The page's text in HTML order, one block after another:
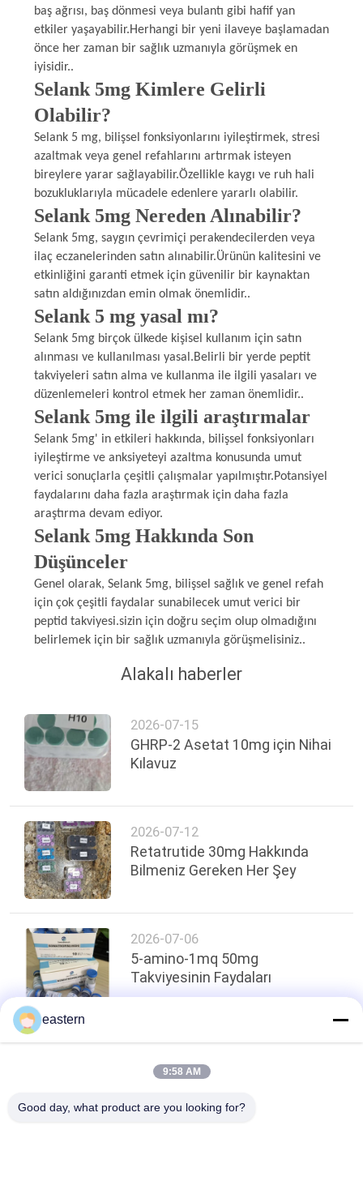
baş ağrısı, baş dönmesi veya bulantı gibi hafif yan
etkiler yaşayabilir.Herhangi bir yeni ilaveye başlamadan
önce her zaman bir sağlık uzmanıyla görüşmek en
iyisidir..
Selank 5mg Kimlere Gelirli
Olabilir?
Selank 5 mg, bilişsel fonksiyonlarını iyileştirmek, stresi
azaltmak veya genel refahlarını artırmak isteyen
bireylere yarar sağlayabilir.Özellikle kaygı ve ruh hali
bozukluklarıyla mücadele edenlere yararlı olabilir.
Selank 5mg Nereden Alınabilir?
Selank 5mg, saygın çevrimiçi perakendecilerden veya
ilaç eczanelerinden satın alınabilir.Ürünün kalitesini ve
etkinliğini garanti etmek için güvenilir bir kaynaktan
satın aldığınızdan emin olmak önemlidir..
Selank 5 mg yasal mı?
Selank 5mg birçok ülkede kişisel kullanım için satın
alınması ve kullanılması yasal.Belirli bir yerde peptit
takviyeleri satın alma ve kullanma ile ilgili yasaları ve
düzenlemeleri kontrol etmek her zaman önemlidir..
Selank 5mg ile ilgili araştırmalar
Selank 5mg' in etkileri hakkında, bilişsel fonksiyonları
iyileştirme ve anksiyeteyi azaltma konusunda umut
verici sonuçlarla çeşitli çalışmalar yapılmıştır.Potansiyel
faydalarını daha fazla araştırmak için daha fazla
araştırma devam ediyor.
Selank 5mg Hakkında Son
Düşünceler
Genel olarak, Selank 5mg, bilişsel sağlık ve genel refah
için çok çeşitli faydalar sunabilecek umut verici bir
peptid takviyesi.sizin için doğru seçim olup olmadığını
belirlemek için bir sağlık uzmanıyla görüşmelisiniz..
Alakalı haberler
2026-07-15
GHRP-2 Asetat 10mg için Nihai
Kılavuz
2026-07-12
Retatrutide 30mg Hakkında
Bilmeniz Gereken Her Şey
2026-07-06
5-amino-1mq 50mg
Takviyesinin Faydaları
Sayfanın Üstü
eastern
9:58 AM
Good day, what product are you looking for?